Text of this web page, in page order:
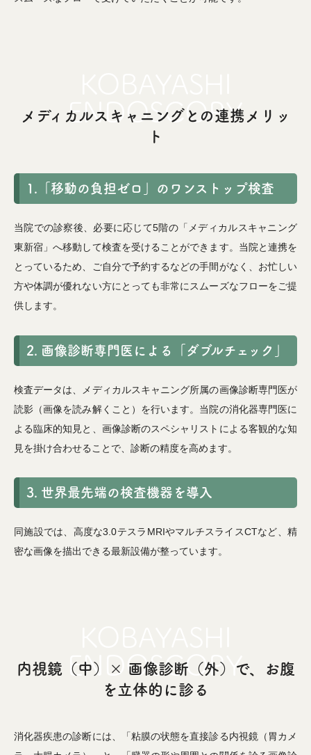
メディカルスキャニングとの連携メリッ
ト
1.「移動の負担ゼロ」のワンストップ検査
当院での診察後、必要に応じて5階の「メディカルスキャニング
東新宿」へ移動して検査を受けることができます。当院と連携を
とっているため、ご自分で予約するなどの手間がなく、お忙しい
方や体調が優れない方にとっても非常にスムーズなフローをご提
供します。
2. 画像診断専門医による「ダブルチェック」
検査データは、メディカルスキャニング所属の画像診断専門医が
読影（画像を読み解くこと）を行います。当院の消化器専門医に
よる臨床的知見と、画像診断のスペシャリストによる客観的な知
見を掛け合わせることで、診断の精度を高めます。
3. 世界最先端の検査機器を導入
同施設では、高度な3.0テスラMRIやマルチスライスCTなど、精
密な画像を描出できる最新設備が整っています。
内視鏡（中）× 画像診断（外）で、お腹
を立体的に診る
消化器疾患の診断には、「粘膜の状態を直接診る内視鏡（胃カメ